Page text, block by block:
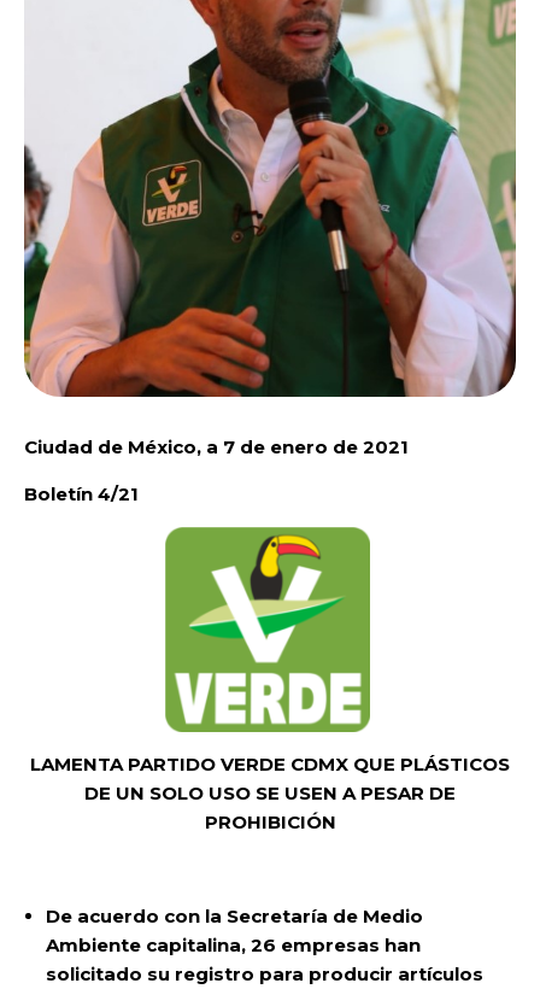
Ciudad de México, a 7 de enero de 2021
Boletín 4/21
LAMENTA PARTIDO VERDE CDMX QUE PLÁSTICOS
DE UN SOLO USO SE USEN A PESAR DE
PROHIBICIÓN
De acuerdo con la Secretaría de Medio
Ambiente capitalina, 26 empresas han
solicitado su registro para producir artículos